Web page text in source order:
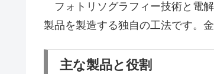
フォトリソグラフィー技術と電
製品を製造する独自の工法です。
主な製品と役割